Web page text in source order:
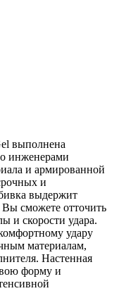
выполнена
инженерами
и армированной
и
выдержит
сможете отточить
и скорости удара.
удару
материалам,
Настенная
форму и